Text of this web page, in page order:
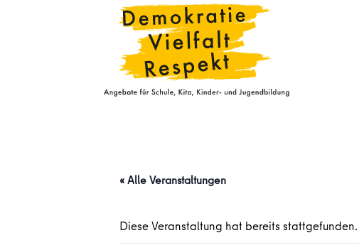
« Alle Veranstaltungen
Diese Veranstaltung hat bereits stattgefunden.